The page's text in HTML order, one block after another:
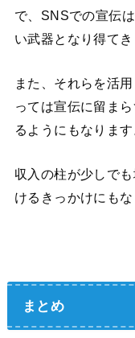
で、SNSでの宣伝
い武器となり得てき
また、それらを活
っては宣伝に留ま
るようにもなります
収入の柱が少しで
けるきっかけにもな
まとめ